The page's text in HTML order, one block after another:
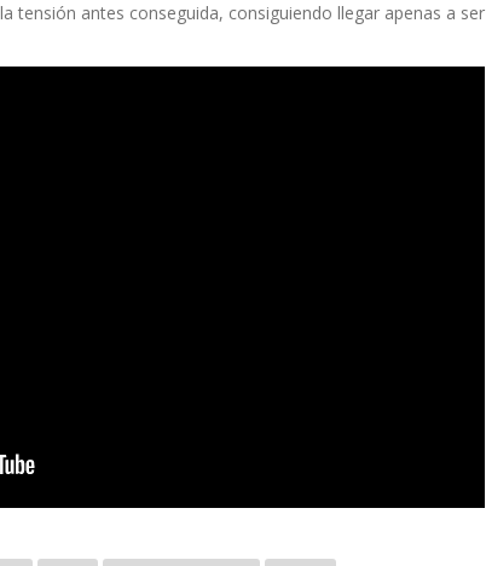
tensión antes conseguida, consiguiendo llegar apenas a ser